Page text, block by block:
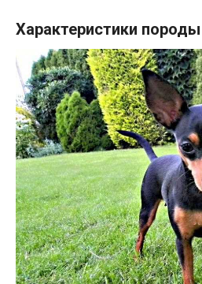
Характеристики